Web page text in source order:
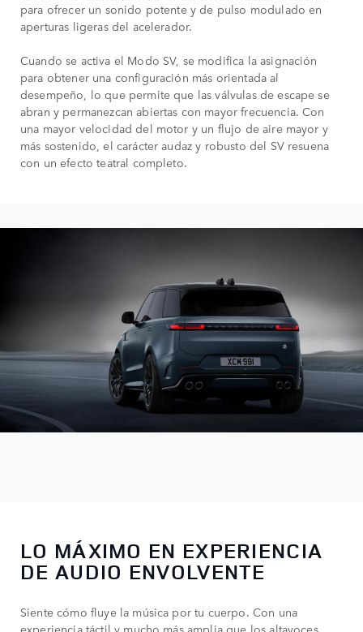
para ofrecer un sonido potente y de pulso modulado en
aperturas ligeras del acelerador.
Cuando se activa el Modo SV, se modifica la asignación
para obtener una configuración más orientada al
desempeño, lo que permite que las válvulas de escape se
abran y permanezcan abiertas con mayor frecuencia. Con
una mayor velocidad del motor y un flujo de aire mayor y
más sostenido, el carácter audaz y robusto del SV resuena
con un efecto teatral completo.
LO MÁXIMO EN EXPERIENCIA
DE AUDIO ENVOLVENTE
Siente cómo fluye la música por tu cuerpo. Con una